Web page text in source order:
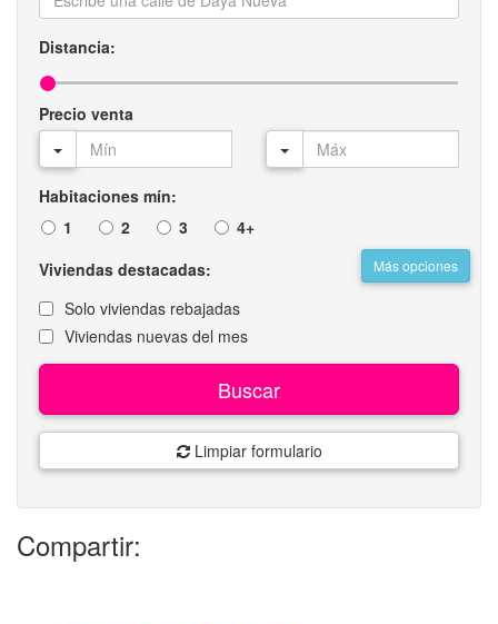
Distancia:
Precio venta
Habitaciones mín:
1
2 3 4+
Más opciones
Viviendas destacadas:
Solo viviendas rebajadas
Viviendas nuevas del mes
Buscar
Limpiar formulario
Compartir: